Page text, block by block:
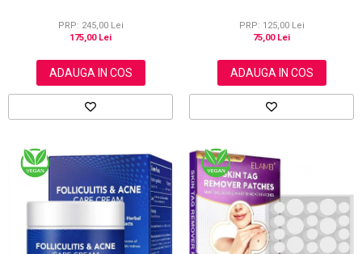
PRP: 245,00 Lei
175,00 Lei
ADAUGA IN COS
PRP: 125,00 Lei
75,00 Lei
ADAUGA IN COS